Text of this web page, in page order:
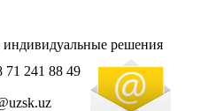
индивидуальные решения
71 241 88 49